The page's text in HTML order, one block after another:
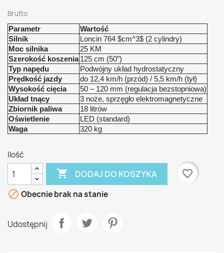
Brutto
Parametr
Wartość
Silnik
Loncin 764 $cm^3$ (2 cylindry)
Moc silnika
25 KM
Szerokość koszenia 125 cm (50”)
Typ napędu
Podwójny układ hydrostatyczny
Prędkość jazdy
do 12,4 km/h (przód) / 5,5 km/h (tył)
Wysokość cięcia
50 – 120 mm (regulacja bezstopniowa)
Układ tnący
3 noże, sprzęgło elektromagnetyczne
Zbiornik paliwa
18 litrów
Oświetlenie
LED (standard)
Waga
320 kg
Ilość
 DODAJ DO KOSZYKA
favorite_border
 Obecnie brak na stanie
Udostępnij